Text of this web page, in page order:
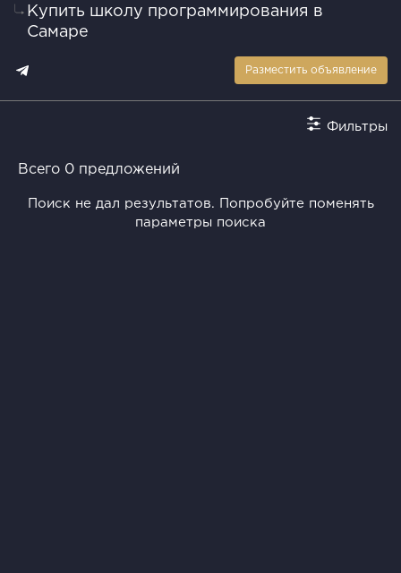
Купить школу программирования в
Самаре
Разместить объявление
Фильтры
Всего 0 предложений
Поиск не дал результатов. Попробуйте поменять
параметры поиска